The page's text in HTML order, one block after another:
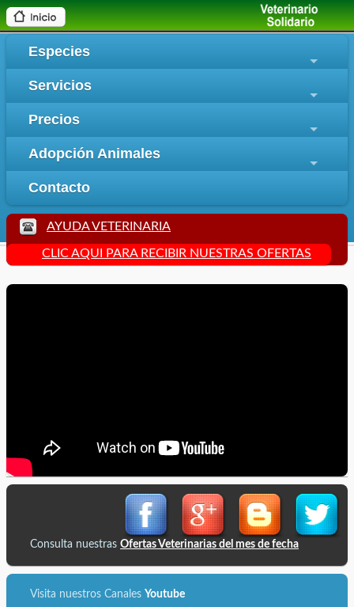
+
Especies
+
Servicios
+
Precios
+
Adopción Animales
Contacto
AYUDA VETERINARIA
CLIC AQUI PARA RECIBIR NUESTRAS OFERTAS
Consulta nuestras Ofertas Veterinarias del mes de fecha
Visita nuestros Canales Youtube